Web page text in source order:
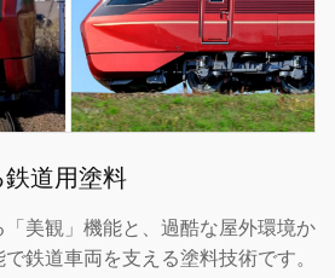
道用塗料
「美観」機能と、過酷な屋外環境か
鉄道車両を支える塗料技術です。